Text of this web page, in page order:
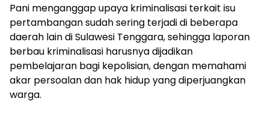
Pani menganggap upaya kriminalisasi terkait isu
pertambangan sudah sering terjadi di beberapa
daerah lain di Sulawesi Tenggara, sehingga laporan
berbau kriminalisasi harusnya dijadikan
pembelajaran bagi kepolisian, dengan memahami
akar persoalan dan hak hidup yang diperjuangkan
warga.